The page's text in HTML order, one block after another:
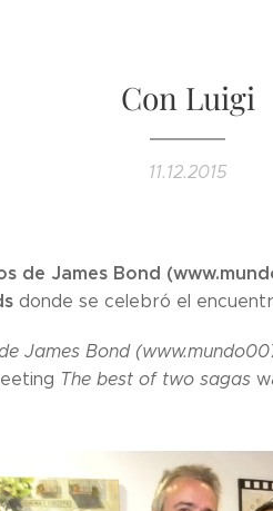
Con Luigi
11.12.2015
de James Bond
donde se celebró el
James Bond
The best of two sagas